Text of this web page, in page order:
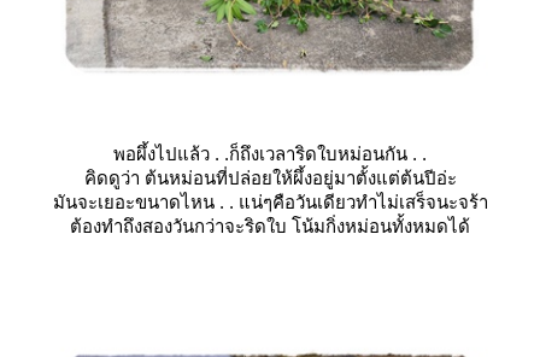
พอผึ้งไปแล้ว . .ก็ถึงเวลาริดใบหม่อนกัน . .
คิดดูว่า ต้นหม่อนที่ปล่อยให้ผึ้งอยู่มาตั้งแต่ต้นปีอ่ะ
มันจะเยอะขนาดไหน . . แน่ๆคือวันเดียวทำไม่เสร็จนะจร้า
ต้องทำถึงสองวันกว่าจะริดใบ โน้มกิ่งหม่อนทั้งหมดได้